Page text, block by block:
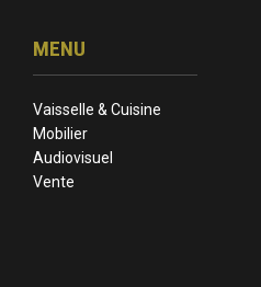
MENU
Vaisselle & Cuisine
Mobilier
Audiovisuel
Vente